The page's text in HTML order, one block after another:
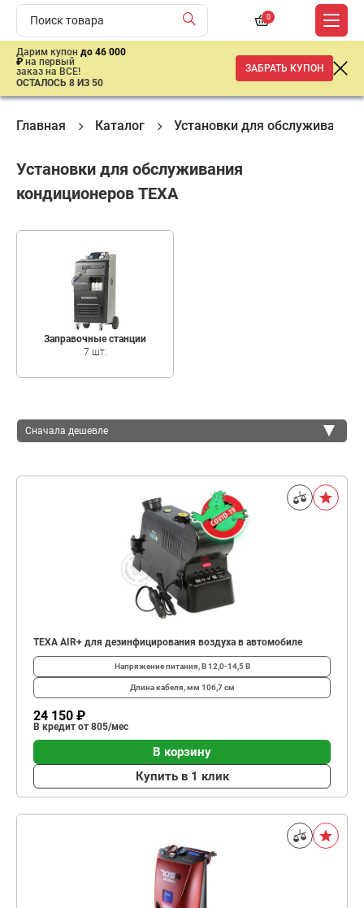
0
Дарим купон до 46 000
₽ на первый
заказ на ВСЕ!
ОСТАЛОСЬ 8 ИЗ 50
ЗАБРАТЬ КУПОН
Главная Каталог Установки для обслуживания
Установки для обслуживания
кондиционеров TEXA
Заправочные станции
7 шт.
Сначала дешевле
TEXA AIR+ для дезинфицирования воздуха в автомобиле
Напряжение питания, В12,0-14,5 В
Длина кабеля, мм 106,7 см
24 150 ₽
В кредит от 805/мес
В корзину
Купить в 1 клик